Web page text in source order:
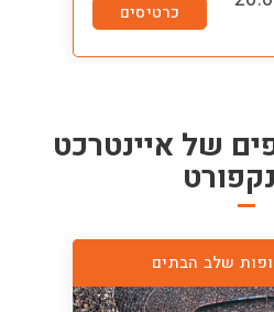
כרטיסים
של איינטרכט
שלב הבתים